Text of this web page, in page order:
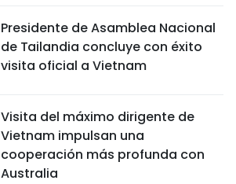
Presidente de Asamblea Nacional
de Tailandia concluye con éxito
visita oficial a Vietnam
Visita del máximo dirigente de
Vietnam impulsan una
cooperación más profunda con
Australia